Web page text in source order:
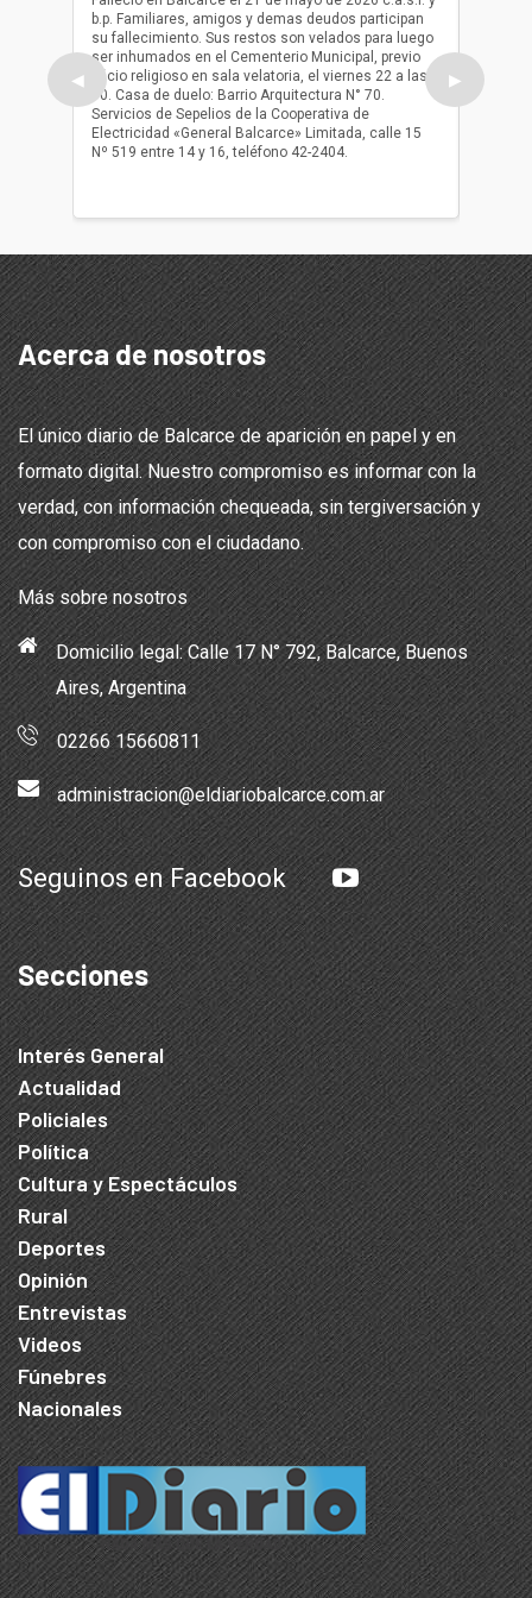
◀
b.p. Familiares, amigos y demas deudos participan
su fallecimiento. Sus restos son velados para luego
ser inhumados en el Cementerio Municipal, previo
oficio religioso en sala velatoria, el viernes 22 a las
10. Casa de duelo: Barrio Arquitectura N° 70.
Servicios de Sepelios de la Cooperativa de
Electricidad «General Balcarce» Limitada, calle 15
Nº 519 entre 14 y 16, teléfono 42-2404.
ser
oficio
▶
Acerca de nosotros
El único diario de Balcarce de aparición en papel y en
formato digital. Nuestro compromiso es informar con la
verdad, con información chequeada, sin tergiversación y
con compromiso con el ciudadano.
Más sobre nosotros
Domicilio legal: Calle 17 N° 792, Balcarce, Buenos
Aires, Argentina
02266 15660811
administracion@eldiariobalcarce.com.ar
Seguinos en Facebook
Secciones
Interés General
Actualidad
Policiales
Política
Cultura y Espectáculos
Rural
Deportes
Opinión
Entrevistas
Videos
Fúnebres
Nacionales